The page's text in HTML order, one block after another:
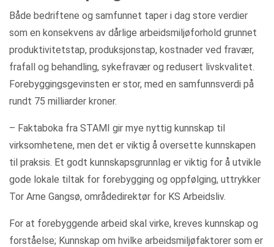
Både bedriftene og samfunnet taper i dag store verdier
som en konsekvens av dårlige arbeidsmiljøforhold grunnet
produktivitetstap, produksjonstap, kostnader ved fravær,
frafall og behandling, sykefravær og redusert livskvalitet.
Forebyggingsgevinsten er stor, med en samfunnsverdi på
rundt 75 milliarder kroner.
– Faktaboka fra STAMI gir mye nyttig kunnskap til
virksomhetene, men det er viktig å oversette kunnskapen
til praksis. Et godt kunnskapsgrunnlag er viktig for å utvikle
gode lokale tiltak for forebygging og oppfølging, uttrykker
Tor Arne Gangsø, områdedirektør for KS Arbeidsliv.
For at forebyggende arbeid skal virke, kreves kunnskap og
forståelse; Kunnskap om hvilke arbeidsmiljøfaktorer som er